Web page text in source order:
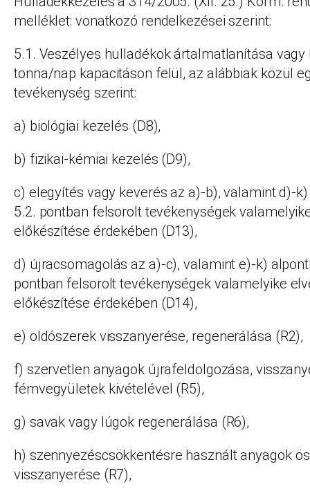
melléklet: vonatkozó rendelkezései szerint:
5.1. Veszélyes hulladékok ártalmatlanítása
tonna/nap kapacitáson felül, az alábbiak közül
tevékenység szerint:
a) biológiai kezelés (D8),
b) fizikai-kémiai kezelés (D9),
c) elegyítés vagy keverés az a)-b), valamint d)-
5.2. pontban felsorolt tevékenységek
előkészítése érdekében (D13),
d) újracsomagolás az a)-c), valamint e)-k)
pontban felsorolt tevékenységek valamelyike
előkészítése érdekében (D14),
e) oldószerek visszanyerése, regenerálása (R2),
f) szervetlen anyagok újrafeldolgozása,
fémvegyületek kivételével (R5),
g) savak vagy lúgok regenerálása (R6),
h) szennyezéscsökkentésre használt anyagok
visszanyerése (R7),